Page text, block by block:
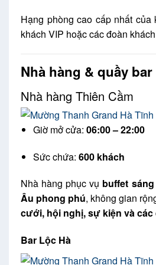
Hạng phòng cao cấp nhất của
khách VIP hoặc các đoàn
Nhà hàng & quầy bar
Nhà hàng Thiên Cầm
Giờ mở cửa: 06:00 – 22:00
Sức chứa: 600 khách
Nhà hàng phục vụ buffet
Âu phong phú, không gian
cưới, hội nghị, sự kiện và
Bar Lộc Hà